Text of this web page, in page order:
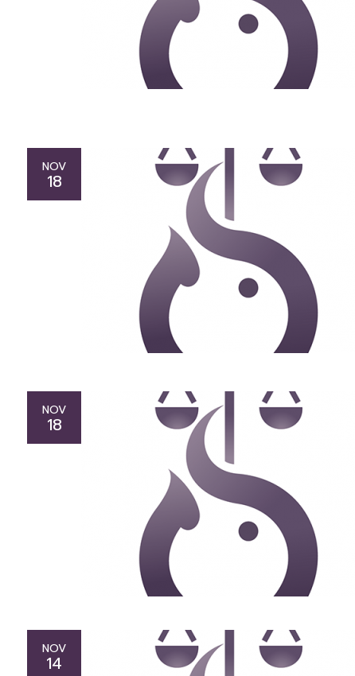
NOV
18
NOV
18
NOV
14